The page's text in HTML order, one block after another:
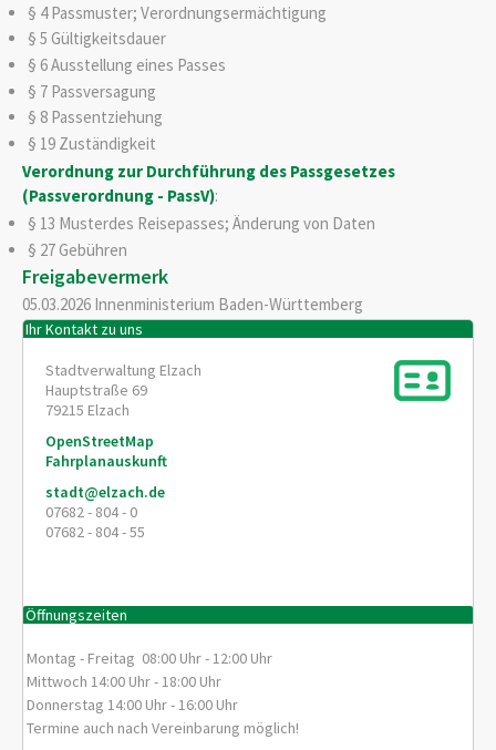
§ 4 Passmuster; Verordnungsermächtigung
§ 5 Gültigkeitsdauer
§ 6 Ausstellung eines Passes
§ 7 Passversagung
§ 8 Passentziehung
§ 19 Zuständigkeit
Verordnung zur Durchführung des Passgesetzes
(Passverordnung - PassV):
§ 13 Musterdes Reisepasses; Änderung von Daten
§ 27 Gebühren
Freigabevermerk
05.03.2026 Innenministerium Baden-Württemberg
Ihr Kontakt zu uns
Stadtverwaltung Elzach
Hauptstraße 69
79215 Elzach
OpenStreetMap
Fahrplanauskunft
stadt@elzach.de
07682 - 804 - 0
07682 - 804 - 55
Öffnungszeiten
Montag - Freitag 08:00 Uhr - 12:00 Uhr
Mittwoch 14:00 Uhr - 18:00 Uhr
Donnerstag 14:00 Uhr - 16:00 Uhr
Termine auch nach Vereinbarung möglich!